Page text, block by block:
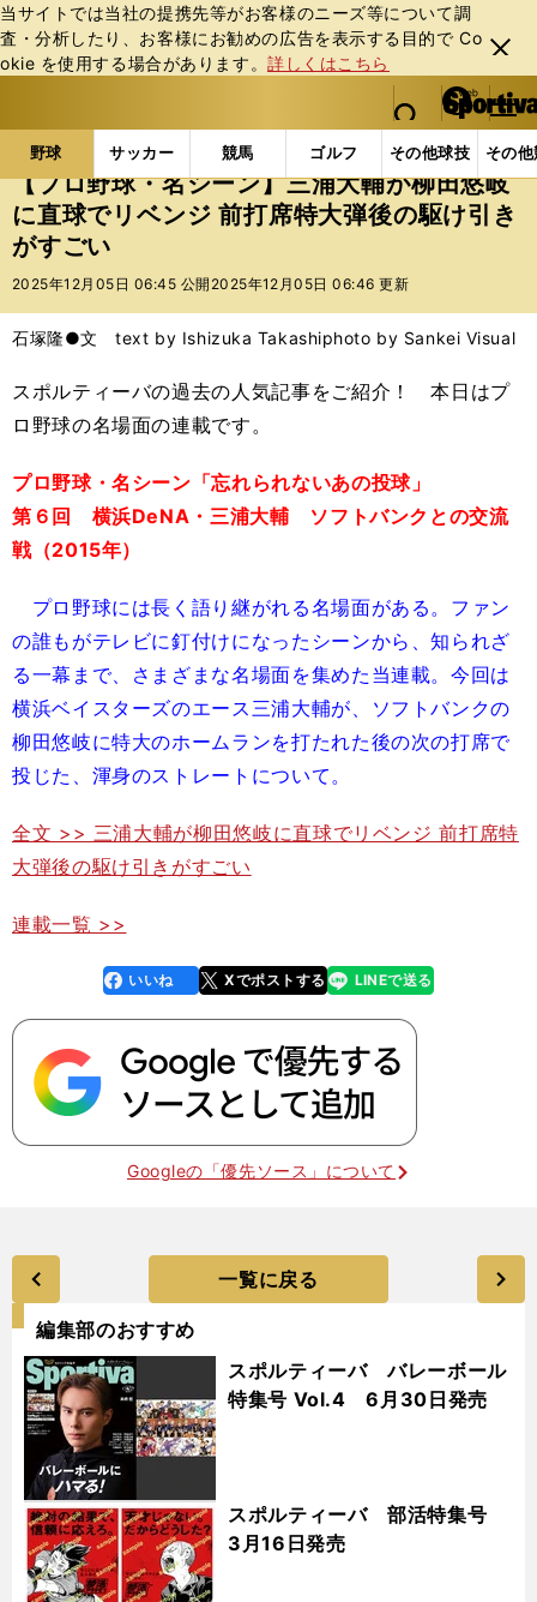
当サイトでは当社の提携先等がお客様のニーズ等について調
査・分析したり、お客様にお勧めの広告を表⽰する⽬的で Co
okie を使⽤する場合があります。詳しくはこちら
閉じ
る
web Sportiva (webスポルティーバ)
検索
マイペ
ー
ジ
メニュ
野球 サッカー 競馬 ゴルフ その他球技 その
b
ス
ポ
ル
テ
ー
バ
野球の記事一覧 プロ野球 【プロ野球・名シーン】
【プロ野球・名シーン】三浦大輔が柳田悠岐
に直球でリベンジ 前打席特大弾後の駆け引き
がすごい
2025年12月05日 06:45 公開 2025年12月05日 06:46 更新
石塚隆●文 text by Ishizuka Takashiphoto by Sankei Visual
スポルティーバの過去の人気記事をご紹介！ 本日はプ
ロ野球の名場面の連載です。
プロ野球・名シーン「忘れられないあの投球」
第６回 横浜DeNA・三浦大輔 ソフトバンクとの交流
戦（2015年）
プロ野球には長く語り継がれる名場面がある。ファン
の誰もがテレビに釘付けになったシーンから、知られざ
る一幕まで、さまざまな名場面を集めた当連載。今回は
横浜ベイスターズのエース三浦大輔が、ソフトバンクの
柳田悠岐に特大のホームランを打たれた後の次の打席で
投じた、渾身のストレートについて。
全文 >> 三浦大輔が柳田悠岐に直球でリベンジ 前打席特
大弾後の駆け引きがすごい
連載一覧 >>
faceboo
k
いいね Xでポストする
line LINEで送る
Googleの「優先ソース」について
一覧に戻る
編集部のおすすめ
スポルティーバ バレーボール
特集号 Vol.4 6月30日発売
スポルティーバ 部活特集号
3月16日発売